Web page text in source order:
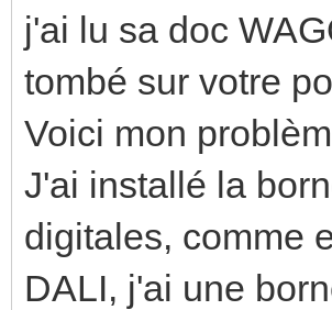
j'ai lu sa doc
tombé sur votre
Voici mon
J'ai installé la
digitales, comme
DALI, j'ai une